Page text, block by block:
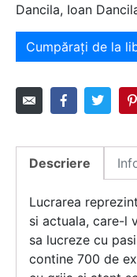
Dancila, Ioan
Cumpărați de la
Descriere
Lucrarea
si actuala, care-l
sa lucreze cu
contine 700 de